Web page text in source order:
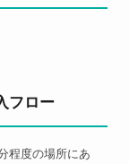
フロー
程度の場所にあ